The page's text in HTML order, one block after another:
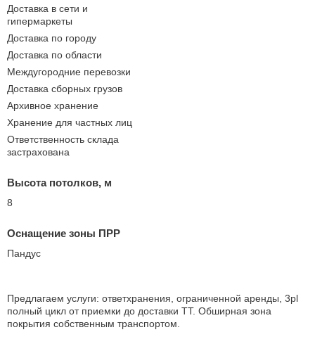
Доставка в сети и
гипермаркеты
Доставка по городу
Доставка по области
Междугородние перевозки
Доставка сборных грузов
Архивное хранение
Хранение для частных лиц
Ответственность склада
застрахована
Высота потолков, м
8
Оснащение зоны ПРР
Пандус
Предлагаем услуги: ответхранения, ограниченной аренды, 3pl
полный цикл от приемки до доставки ТТ. Обширная зона
покрытия собственным транспортом.